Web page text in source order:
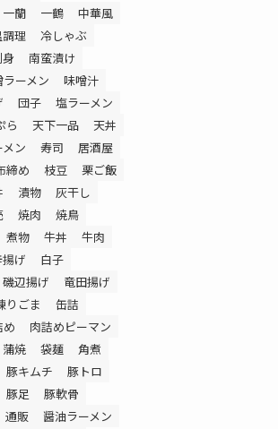
一蘭 一鶴
中華風
理
冷しゃぶ
身
南蛮漬け
ーメン
味噌汁
団子
塩ラーメン
ら 天下一品
天丼
ン 寿司
居酒屋
締め 枝豆
栗ご飯
漬物
灰干し
焼肉
焼鳥
煮物 牛丼
牛肉
げ
白子
磯辺揚げ
竜田揚げ
りごま
缶詰
め
肉詰めピーマン
蒲焼 袋麺
角煮
豚キムチ
豚トロ
豚足
豚軟骨
通販
醤油ラーメン